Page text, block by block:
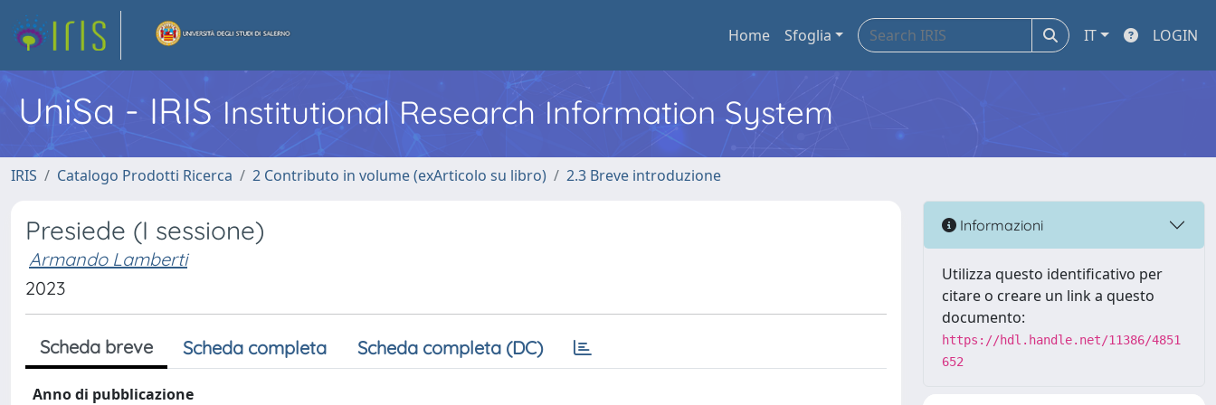
Home Sfoglia IT LOGIN
UniSa - IRIS Institutional Research Information System
IRIS Catalogo Prodotti Ricerca 2 Contributo in volume (exArticolo su libro) 2.3 Breve introduzione
Presiede (I sessione)
Armando Lamberti
2023
Scheda breve Scheda completa Scheda completa (DC)
Anno di pubblicazione
Informazioni
Utilizza questo identificativo per
citare o creare un link a questo
documento:
https://hdl.handle.net/11386/4851
652